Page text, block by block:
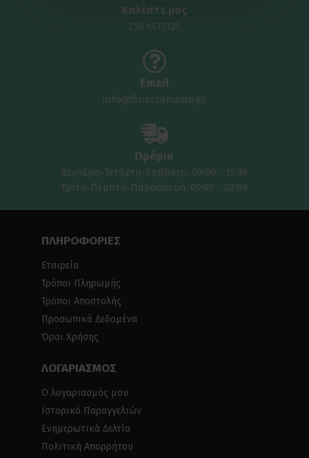
Καλέστε μας
210 6131325
Email
info@finezzahome.gr
Ωράριο
Δευτέρα-Τετάρτη-Σαββάτο: 09:00 - 15:30
Τρίτη-Πέμπτη-Παρασκευή: 09:00 - 20:00
ΠΛΗΡΟΦΟΡΙΕΣ
Εταιρεία
Τρόποι Πληρωμής
Τρόποι Αποστολής
Προσωπικά Δεδομένα
Όροι Χρήσης
ΛΟΓΑΡΙΑΣΜΟΣ
Ο λογαριασμός μου
Ιστορικό Παραγγελιών
Ενημερωτικά Δελτία
Πολιτική Απορρήτου